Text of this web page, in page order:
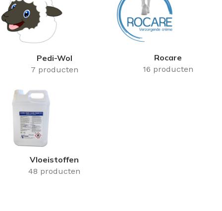
Pedi-Wol
7 producten
Rocare
16 producten
Vloeistoffen
48 producten